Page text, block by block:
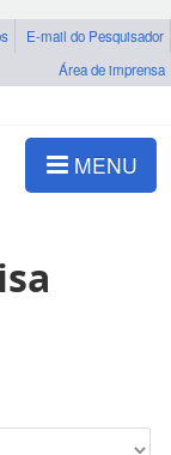
E-mail do Pesquisador
Área de imprensa
MENU